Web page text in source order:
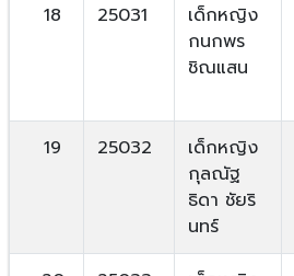
18 25031
เด็กหญิง
กนกพร
ชิณแสน
19 25032
เด็กหญิง
กุลณัฐ
ธิดา ชัยริ
นทร์